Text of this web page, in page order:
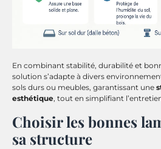
En combinant stabilité, durabilité et
solution s’adapte à divers
sols durs ou meubles, garantissant une
esthétique, tout en simplifiant
Choisir les bonnes
sa structure